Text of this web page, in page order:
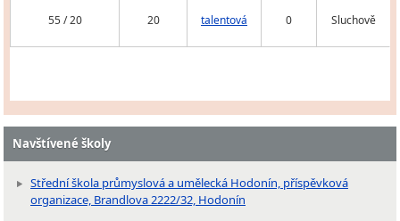
55 / 20 20 talentová 0 Sluchově
Navštívené školy
Střední škola průmyslová a umělecká Hodonín, příspěvková
organizace, Brandlova 2222/32, Hodonín